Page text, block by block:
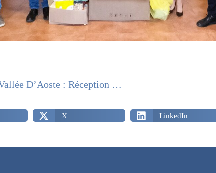
Piémont Et Vallée D’Aoste : Réception De Noël À Turin
X LinkedIn